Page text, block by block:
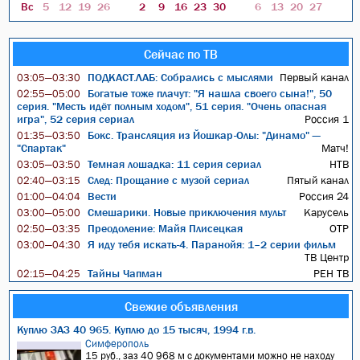
Вс 5 12 19 26 2 9 16 23 30 6 13 20 27
Сейчас по ТВ
03:05—03:30 ПОДКАСТ.ЛАБ: Собрались с мыслями Первый канал
02:55—05:00
Богатые тоже плачут: "Я нашла своего сына!", 50
серия. "Месть идёт полным ходом", 51 серия. "Очень опасная
игра", 52 серия сериал
Россия 1
01:35—03:50
Бокс. Трансляция из Йошкар-Олы: "Динамо" —
"Спартак"
Матч!
03:05—03:50 Темная лошадка: 11 серия сериал НТВ
02:40—03:15 След: Прощание с музой сериал Пятый канал
01:00—04:04 Вести Россия 24
03:00—05:00 Смешарики. Новые приключения мульт Карусель
02:50—03:35 Преодоление: Майя Плисецкая ОТР
03:00—04:30
Я иду тебя искать-4. Паранойя: 1–2 серии фильм
ТВ Центр
02:15—04:25 Тайны Чапман РЕН ТВ
Свежие объявления
Куплю ЗАЗ 40 965. Куплю до 15 тысяч, 1994 г.в.
Симферополь
15 руб., заз 40 968 м с документами можно не находу